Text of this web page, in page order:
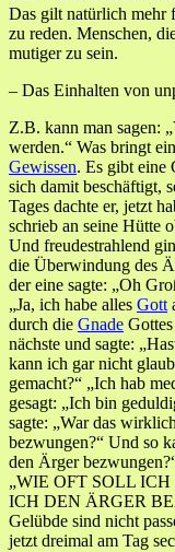
Das gilt natürlich mehr
zu reden. Menschen,
mutiger zu sein.
– Das Einhalten von
Z.B. kann man sagen:
werden.“ Was bringt
Gewissen. Es gibt eine
sich damit beschäftigt,
Tages dachte er, jetzt
schrieb an seine Hütte
Und freudestrahlend
die Überwindung des
der eine sagte: „Oh
„Ja, ich habe alles Gott
durch die Gnade
nächste und sagte:
kann ich gar nicht
gemacht?“ „Ich hab
gesagt: „Ich bin
sagte: „War das
bezwungen?“ Und so
den Ärger
„WIE OFT SOLL
ICH DEN ÄRGER
Gelübde sind nicht
jetzt dreimal am Tag